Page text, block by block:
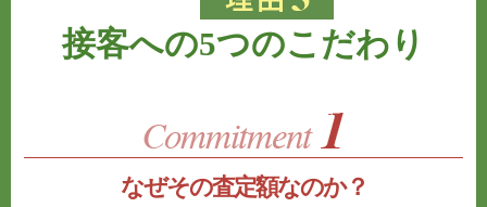
接客への5つのこだわり
なぜその査定額なのか？